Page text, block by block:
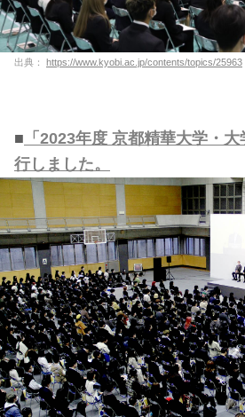
出典： https://www.kyobi.ac.jp/contents/topics/25963
■ 「2023年度 京都精華大学・
行しました。